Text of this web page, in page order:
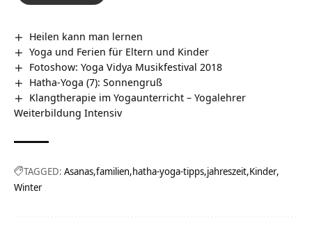
Heilen kann man lernen
Yoga und Ferien für Eltern und Kinder
Fotoshow: Yoga Vidya Musikfestival 2018
Hatha-Yoga (7): Sonnengruß
Klangtherapie im Yogaunterricht – Yogalehrer
Weiterbildung Intensiv
TAGGED: Asanas familien hatha-yoga-tipps jahreszeit Kinder
Winter